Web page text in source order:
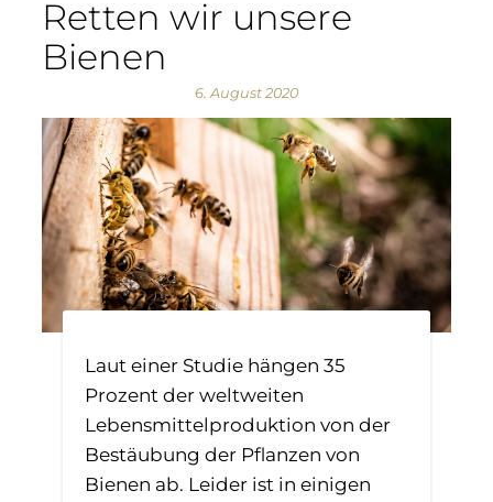
Retten wir unsere
Bienen
6. August 2020
Laut einer Studie hängen 35
Prozent der weltweiten
Lebensmittelproduktion von der
Bestäubung der Pflanzen von
Bienen ab. Leider ist in einigen